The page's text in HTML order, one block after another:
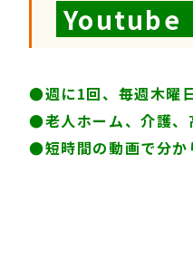
Youtube
●週に1回、毎週木曜
●老人ホーム、介護
●短時間の動画で分か